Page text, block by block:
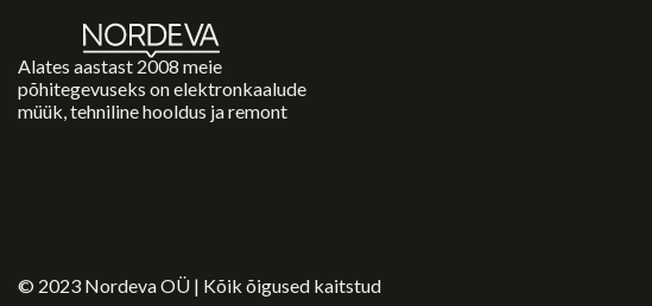
Alates aastast 2008 meie
põhitegevuseks on elektronkaalude
müük, tehniline hooldus ja remont
© 2023 Nordeva OÜ | Kõik õigused kaitstud